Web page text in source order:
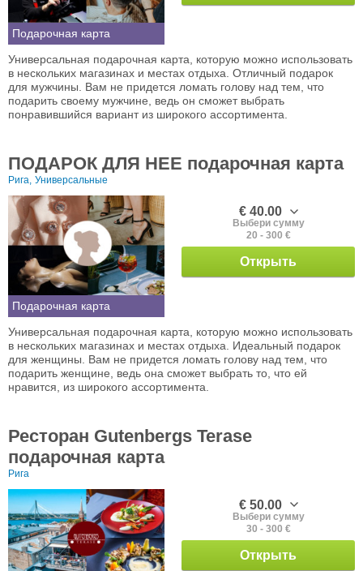
Подарочная карта
Универсальная подарочная карта, которую можно использовать
в нескольких магазинах и местах отдыха. Отличный подарок
для мужчины. Вам не придется ломать голову над тем, что
подарить своему мужчине, ведь он сможет выбрать
понравившийся вариант из широкого ассортимента.
ПОДАРОК ДЛЯ НЕЕ подарочная карта
Рига, Универсальные
Подарочная карта
€ 40.00
Выбери сумму
20 - 300 €
Открыть
Универсальная подарочная карта, которую можно использовать
в нескольких магазинах и местах отдыха. Идеальный подарок
для женщины. Вам не придется ломать голову над тем, что
подарить женщине, ведь она сможет выбрать то, что ей
нравится, из широкого ассортимента.
Ресторан Gutenbergs Terase
подарочная карта
Рига
€ 50.00
Выбери сумму
30 - 300 €
Открыть